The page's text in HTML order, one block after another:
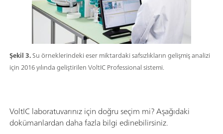
Şekil 3.Su örneklerindeki eser miktardaki safsızlıkların gelişmiş analizi
için 2016 yılında geliştirilen VoltIC Professional sistemi.
VoltIC laboratuvarınız için doğru seçim mi? Aşağıdaki
dokümanlardan daha fazla bilgi edinebilirsiniz.